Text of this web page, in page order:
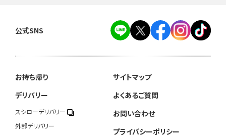
公式SNS
お持ち帰り
デリバリー
スシローデリバリー
外部デリバリー
サイトマップ
よくあるご質問
お問い合わせ
プライバシーポリシー